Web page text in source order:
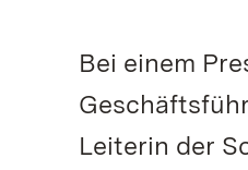
Bei einem
Leiterin der